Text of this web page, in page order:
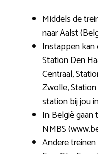
Middels de
naar Aalst
Instappen
Station Den
Centraal,
Zwolle,
station bij jou
In België
NMBS
Andere